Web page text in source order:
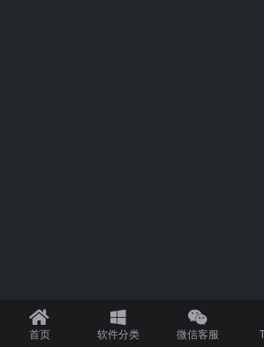
首页 软件分类 微信客服